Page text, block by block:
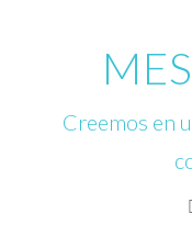
Creemos en